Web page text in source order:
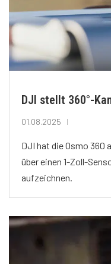
DJI stellt 360°-
01.08.2025
DJI hat die Osmo 360
über einen 1-Zoll-
aufzeichnen.